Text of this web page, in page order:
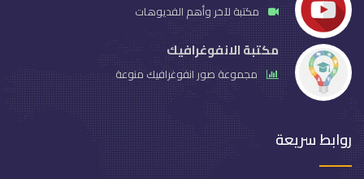
مكتبة لآخر وأهم الفديوهات
مكتبة الانفوغرافيك
مجموعة صور انفوغرافيك منوعة
روابط سريعة